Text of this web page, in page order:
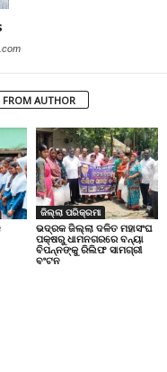
FROM AUTHOR
ଜିଲ୍ଲା ପରିକ୍ରମା
ଭଦ୍ରକ ଜିଲ୍ଲା ଦଳିତ ମହାସଂଘ
ପକ୍ଷରୁ ଧାମନଗରରେ ବନ୍ୟା
ବିପନ୍ନଙ୍କୁ ରିଲିଫ ସାମଗ୍ରୀ
ବଂଟନ